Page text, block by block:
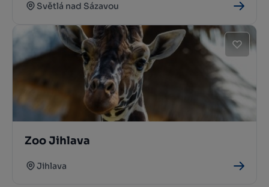
Světlá nad Sázavou
Zoo Jihlava
Jihlava